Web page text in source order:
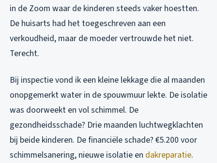
in de Zoom waar de kinderen steeds vaker hoestten.
De huisarts had het toegeschreven aan een
verkoudheid, maar de moeder vertrouwde het niet.
Terecht.
Bij inspectie vond ik een kleine lekkage die al maanden
onopgemerkt water in de spouwmuur lekte. De isolatie
was doorweekt en vol schimmel. De
gezondheidsschade? Drie maanden luchtwegklachten
bij beide kinderen. De financiële schade? €5.200 voor
schimmelsanering, nieuwe isolatie en dakreparatie.